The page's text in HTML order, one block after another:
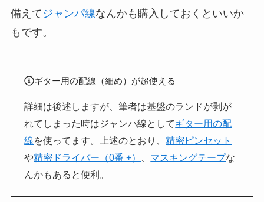
備えて ジャンパ線なんかも購入しておくといいか
もです。
ギター用の配線（細め）が超使える
詳細は後述しますが、筆者は基盤のランドが剥が
れてしまった時はジャンパ線としてギター用の配
線を使ってます。上述のとおり、精密ピンセット
や精密ドライバー（0番 +） マスキングテープな
んかもあると便利。